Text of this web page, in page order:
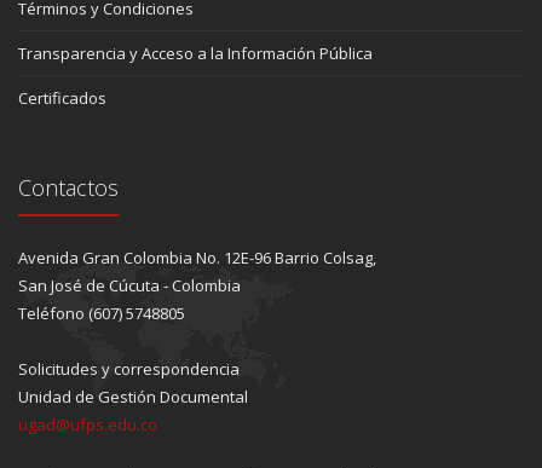
Términos y Condiciones
Transparencia y Acceso a la Información Pública
Certificados
Contactos
Avenida Gran Colombia No. 12E-96 Barrio Colsag,
San José de Cúcuta - Colombia
Teléfono (607) 5748805
Solicitudes y correspondencia
Unidad de Gestión Documental
ugad@ufps.edu.co